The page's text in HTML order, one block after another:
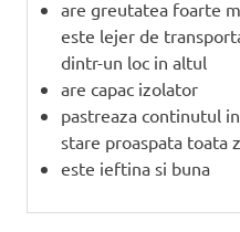
are greutatea foarte
este lejer de
dintr-un loc in altul
are capac izolator
pastreaza continutul in
stare proaspata toata
este ieftina si buna